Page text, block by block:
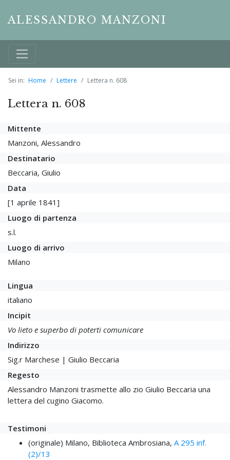
ALESSANDRO MANZONI
Sei in: Home Lettere Lettera n. 608
Lettera n. 608
Mittente
Manzoni, Alessandro
Destinatario
Beccaria, Giulio
Data
[1 aprile 1841]
Luogo di partenza
s.l.
Luogo di arrivo
Milano
Lingua
italiano
Incipit
Vo lieto e superbo di poterti comunicare
Indirizzo
Sig.r Marchese | Giulio Beccaria
Regesto
Alessandro Manzoni trasmette allo zio Giulio Beccaria una
lettera del cugino Giacomo.
Testimoni
(originale) Milano, Biblioteca Ambrosiana, A 295 inf.
(2)/13